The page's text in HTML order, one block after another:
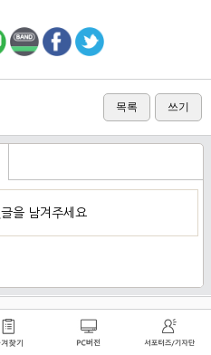
목록 쓰기
을 남겨주세요
사 대표이사 : 천선아